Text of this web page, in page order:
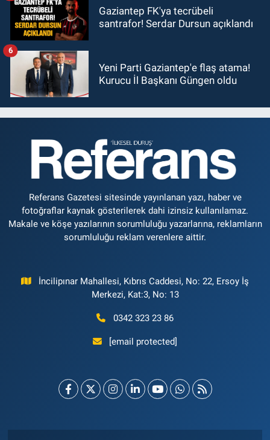
Gaziantep FK'ya tecrübeli
santrafor! Serdar Dursun açıklandı
Yeni Parti Gaziantep'e flaş atama!
Kurucu İl Başkanı Güngen oldu
6
Referans Gazetesi sitesinde yayınlanan yazı, haber ve
fotoğraflar kaynak gösterilerek dahi izinsiz kullanılamaz.
Makale ve köşe yazılarının sorumluluğu yazarlarına, reklamların
sorumluluğu reklam verenlere aittir.
İncilipınar Mahallesi, Kıbrıs Caddesi, No: 22, Ersoy İş
Merkezi, Kat:3, No: 13
0342 323 23 86
[email protected]